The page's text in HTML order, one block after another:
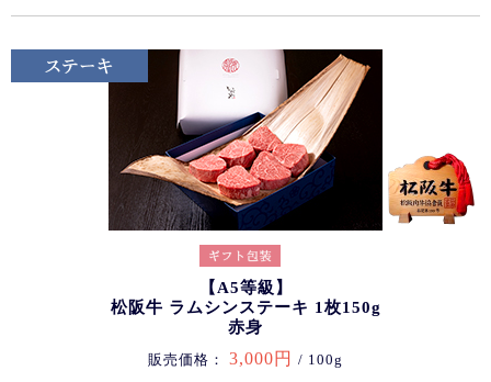
【A5等級】
松阪牛 ラムシンステーキ 1枚150g
赤身
販売価格： 3,000円 / 100g